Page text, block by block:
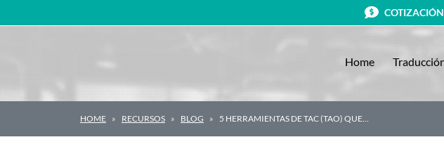
COTIZACIÓN
Navegación principal Home
HOME RECURSOS BLOG 5 HERRAMIENTAS DE TAC (TAO) QUE…